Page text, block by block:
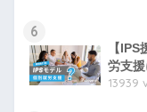
6
【
労支
13939